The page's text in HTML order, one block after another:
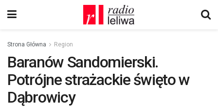
Strona Główna Region
Baranów Sandomierski.
Potrójne strażackie święto w
Dąbrowicy